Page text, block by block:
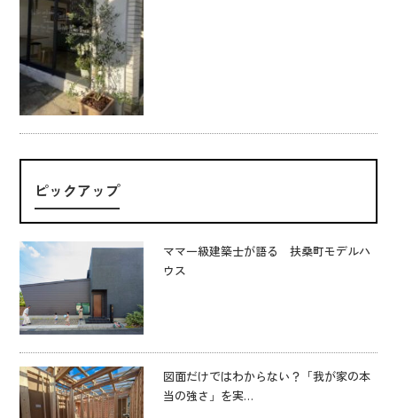
ピックアップ
ママ一級建築士が語る 扶桑町モデルハ
ウス
図面だけではわからない？「我が家の本
当の強さ」を実…